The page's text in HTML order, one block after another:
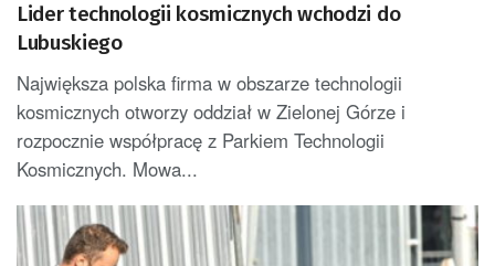
Lider technologii kosmicznych wchodzi do
Lubuskiego
Największa polska firma w obszarze technologii
kosmicznych otworzy oddział w Zielonej Górze i
rozpocznie współpracę z Parkiem Technologii
Kosmicznych. Mowa...